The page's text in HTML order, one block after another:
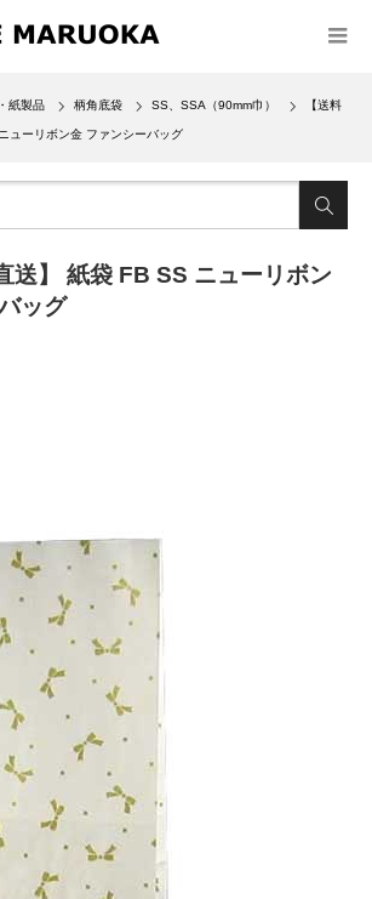
紙製品 柄角底袋 SS、SSA（90mm巾） 【送料
ューリボン金 ファンシーバッグ
送】 紙袋 FB SS ニューリボン
ッグ